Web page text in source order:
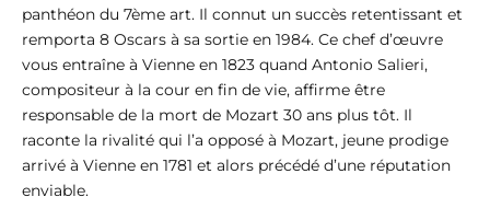
panthéon du 7ème art. Il connut un succès retentissant et
remporta 8 Oscars à sa sortie en 1984. Ce chef d’œuvre
vous entraîne à Vienne en 1823 quand Antonio Salieri,
compositeur à la cour en fin de vie, affirme être
responsable de la mort de Mozart 30 ans plus tôt. Il
raconte la rivalité qui l’a opposé à Mozart, jeune prodige
arrivé à Vienne en 1781 et alors précédé d’une réputation
enviable.